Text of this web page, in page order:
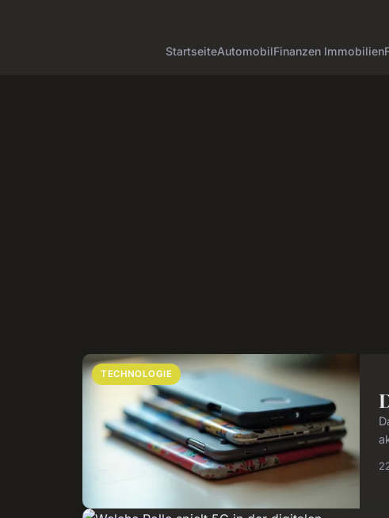
StartseiteAutomobilFinanzen Immobilien
TECHNOLOGIE